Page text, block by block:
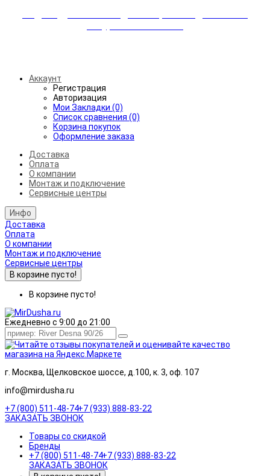
Аккаунт
Регистрация
Авторизация
Мои Закладки (0)
Список сравнения (0)
Корзина покупок
Оформление заказа
Доставка
Оплата
О компании
Монтаж и подключение
Сервисные центры
Инфо
Доставка
Оплата
О компании
Монтаж и подключение
Сервисные центры
В корзине пусто!
В корзине пусто!
Ежедневно с 9:00 до 21:00
г. Москва, Щелковское шоссе, д.100, к. 3, оф. 107
info@mirdusha.ru
+7 (800) 511-48-74+7 (933) 888-83-22
ЗАКАЗАТЬ ЗВОНОК
Товары со скидкой
Бренды
+7 (800) 511-48-74+7 (933) 888-83-22
ЗАКАЗАТЬ ЗВОНОК